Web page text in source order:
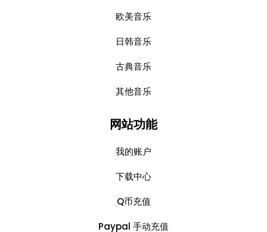
欧美音乐
日韩音乐
古典音乐
其他音乐
网站功能
我的账户
下载中心
Q币充值
Paypal 手动充值